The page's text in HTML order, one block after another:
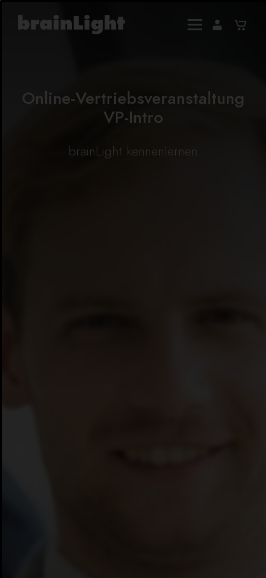
Online-Vertriebsveranstaltung
VP-Intro
brainLight kennenlernen